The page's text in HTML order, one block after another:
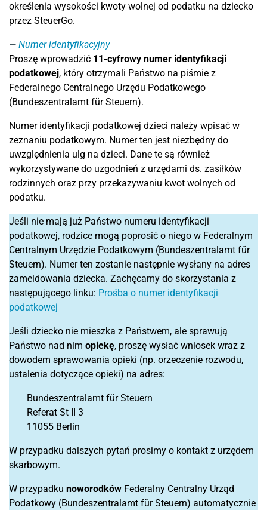
określenia wysokości kwoty wolnej od podatku na dziecko
przez SteuerGo.
Numer identyfikacyjny
Proszę wprowadzić 11-cyfrowy numer identyfikacji
podatkowej, który otrzymali Państwo na piśmie z
Federalnego Centralnego Urzędu Podatkowego
(Bundeszentralamt für Steuern).
Numer identyfikacji podatkowej dzieci należy wpisać w
zeznaniu podatkowym. Numer ten jest niezbędny do
uwzględnienia ulg na dzieci. Dane te są również
wykorzystywane do uzgodnień z urzędami ds. zasiłków
rodzinnych oraz przy przekazywaniu kwot wolnych od
podatku.
Jeśli nie mają już Państwo numeru identyfikacji
podatkowej, rodzice mogą poprosić o niego w Federalnym
Centralnym Urzędzie Podatkowym (Bundeszentralamt für
Steuern). Numer ten zostanie następnie wysłany na adres
zameldowania dziecka. Zachęcamy do skorzystania z
następującego linku: Prośba o numer identyfikacji
podatkowej
Jeśli dziecko nie mieszka z Państwem, ale sprawują
Państwo nad nim opiekę, proszę wysłać wniosek wraz z
dowodem sprawowania opieki (np. orzeczenie rozwodu,
ustalenia dotyczące opieki) na adres:
Bundeszentralamt für Steuern
Referat St II 3
11055 Berlin
W przypadku dalszych pytań prosimy o kontakt z urzędem
skarbowym.
W przypadku noworodków Federalny Centralny Urząd
Podatkowy (Bundeszentralamt für Steuern) automatycznie